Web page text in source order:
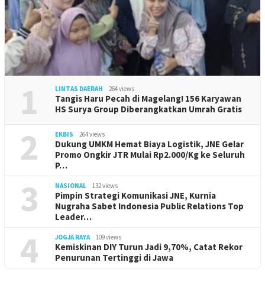
1 LINTAS DAERAH 264 views
Tangis Haru Pecah di Magelang! 156 Karyawan
HS Surya Group Diberangkatkan Umrah Gratis
2 EKBIS 264 views
Dukung UMKM Hemat Biaya Logistik, JNE Gelar
Promo Ongkir JTR Mulai Rp2.000/Kg ke Seluruh
P…
3 NASIONAL 132 views
Pimpin Strategi Komunikasi JNE, Kurnia
Nugraha Sabet Indonesia Public Relations Top
Leader…
4 JOGJA RAYA 109 views
Kemiskinan DIY Turun Jadi 9,70%, Catat Rekor
Penurunan Tertinggi di Jawa